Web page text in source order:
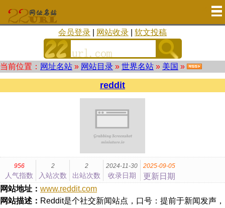
会员登录 网站收录 软文投稿
当前位置： 网址名站 » 网站目录 » 世界名站 » 美国 »
reddit
956
人气指数
2
入站次数
2
出站次数
2024-11-30
收录日期
2025-09-05
更新日期
网站地址： www.reddit.com
网站描述： Reddit是个社交新闻站点，口号：提前于新闻发声，